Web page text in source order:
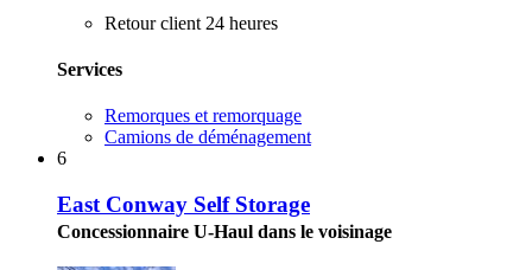
Retour client 24 heures
Services
Remorques et remorquage
Camions de déménagement
6
East Conway Self Storage
Concessionnaire U-Haul dans le voisinage